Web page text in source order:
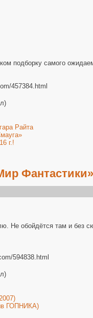
подборку самого
457384.html
Райта
г.!
Фантастики»
Не обойдётся там и без
594838.html
ГОПНИКА)